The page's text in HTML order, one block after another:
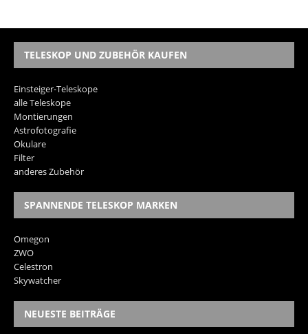
TELESKOP UND ZUBEHÖR KAUFEN
Einsteiger-Teleskope
alle Teleskope
Montierungen
Astrofotografie
Okulare
Filter
anderes Zubehör
SPANNENDE TELESKOP MARKEN
Omegon
ZWO
Celestron
Skywatcher
NEUESTE BEITRÄGE